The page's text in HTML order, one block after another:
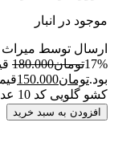
موجود در انبار
ارسال توسط میراث
17%تومان180.000
بود.تومان150.000
کشو گلویی کد 10 عدد
افزودن به سبد خرید